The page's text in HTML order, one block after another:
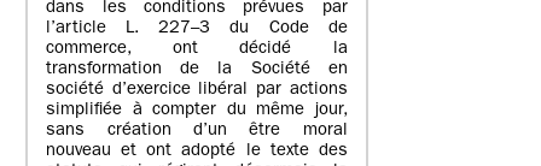
dans les conditions prévues par
l’article L. 227–3 du Code de
commerce, ont décidé la
transformation de la Société en
société d’exercice libéral par actions
simplifiée à compter du même jour,
sans création d’un être moral
nouveau et ont adopté le texte des